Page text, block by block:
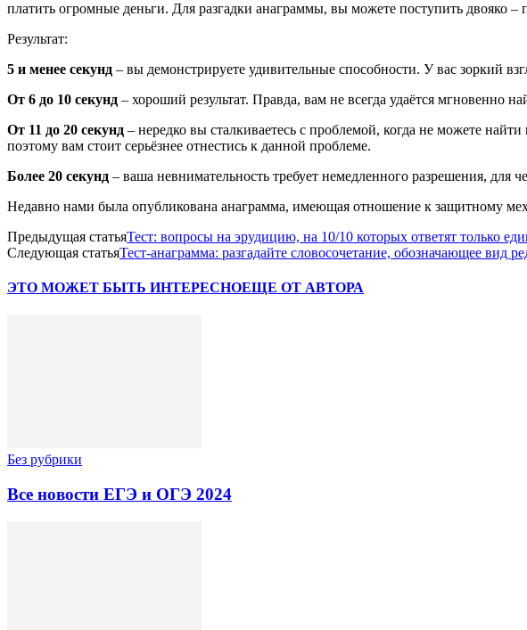
платить огромные деньги. Для разгадки анаграммы, вы можете поступить двояко –
Результат:
5 и менее секунд – вы демонстрируете удивительные способности. У вас зоркий
От 6 до 10 секунд – хороший результат. Правда, вам не всегда удаётся
От 11 до 20 секунд – нередко вы сталкиваетесь с проблемой, когда не можете
поэтому вам стоит серьёзнее отнестись к данной проблеме.
Более 20 секунд – ваша невнимательность требует немедленного разрешения, для
Недавно нами была опубликована анаграмма, имеющая отношение к защитному
Предыдущая статьяТест: вопросы на эрудицию, на 10/10 которых ответят только
Следующая статьяТест-анаграмма: разгадайте словосочетание, обозначающее
ЭТО МОЖЕТ БЫТЬ ИНТЕРЕСНОЕЩЕ ОТ АВТОРА
Без рубрики
Все новости ЕГЭ и ОГЭ 2024